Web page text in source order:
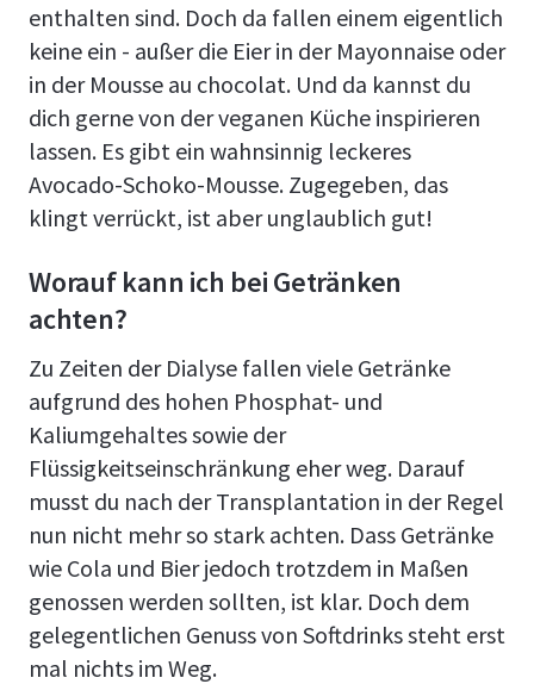
enthalten sind. Doch da fallen einem eigentlich
keine ein - außer die Eier in der Mayonnaise oder
in der Mousse au chocolat. Und da kannst du
dich gerne von der veganen Küche inspirieren
lassen. Es gibt ein wahnsinnig leckeres
Avocado-Schoko-Mousse. Zugegeben, das
klingt verrückt, ist aber unglaublich gut!
Worauf kann ich bei Getränken
achten?
Zu Zeiten der Dialyse fallen viele Getränke
aufgrund des hohen Phosphat- und
Kaliumgehaltes sowie der
Flüssigkeitseinschränkung eher weg. Darauf
musst du nach der Transplantation in der Regel
nun nicht mehr so stark achten. Dass Getränke
wie Cola und Bier jedoch trotzdem in Maßen
genossen werden sollten, ist klar. Doch dem
gelegentlichen Genuss von Softdrinks steht erst
mal nichts im Weg.